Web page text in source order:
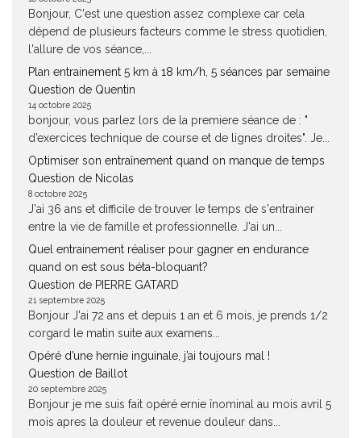
Bonjour, C'est une question assez complexe car cela
dépend de plusieurs facteurs comme le stress quotidien,
l'allure de vos séance,...
Plan entrainement 5 km à 18 km/h, 5 séances par semaine
Question de Quentin
14 octobre 2025
bonjour, vous parlez lors de la premiere séance de : "
d’exercices technique de course et de lignes droites". Je...
Optimiser son entraînement quand on manque de temps
Question de Nicolas
8 octobre 2025
J'ai 36 ans et difficile de trouver le temps de s'entrainer
entre la vie de famille et professionnelle. J'ai un...
Quel entrainement réaliser pour gagner en endurance
quand on est sous béta-bloquant?
Question de PIERRE GATARD
21 septembre 2025
Bonjour J'ai 72 ans et depuis 1 an et 6 mois, je prends 1/2
corgard le matin suite aux examens...
Opéré d’une hernie inguinale, j’ai toujours mal !
Question de Baillot
20 septembre 2025
Bonjour je me suis fait opéré ernie înominal au mois avril 5
mois apres la douleur et revenue douleur dans...